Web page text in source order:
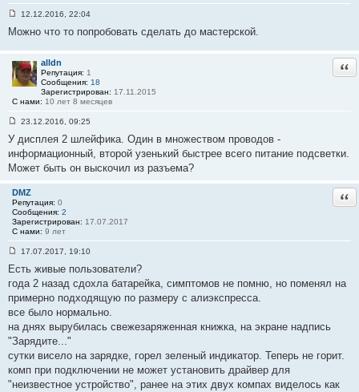
о
б
щ
е
н
и
е
0
1
12.12.2016, 22:04
Можно что то попробовать сделать до мастерской.
alldn
Репутация: 1
Сообщения: 18
Зарегистрирован: 17.11.2015
С нами: 10 лет 8 месяцев
о
о
б
щ
н
и
е
#
1
0
2
23.12.2016, 09:25
У дисплея 2 шлейфика. Один в множеством проводов -
информационный, второй узенький быстрее всего питание подсветки.
Может быть он выскочил из разъема?
DMZ
Репутация: 0
Сообщения: 2
Зарегистрирован: 17.07.2017
С нами: 9 лет
о
б
щ
н
и
#
1
3
17.07.2017, 19:10
Есть живые пользователи?
года 2 назад сдохла батарейка, симптомов не помню, но поменял на
примерно подходящую по размеру с алиэкспресса.
все было нормально.
на днях вырубилась свежезаряженная книжка, на экране надпись
"Зарядите..."
сутки висело на зарядке, горел зеленый индикатор. Теперь не горит.
комп при подключении не может установить драйвер для
"неизвестное устройство", ранее на этих двух компах виделось как